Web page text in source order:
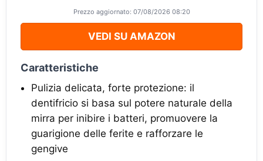
Prezzo aggiornato: 07/08/2026 08:20
VEDI SU AMAZON
Caratteristiche
Pulizia delicata, forte protezione: il
dentifricio si basa sul potere naturale della
mirra per inibire i batteri, promuovere la
guarigione delle ferite e rafforzare le
gengive